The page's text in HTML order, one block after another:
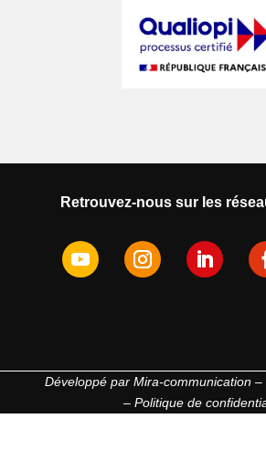
Retrouvez-nous sur les
Développé parMira-communication –
–Politique de